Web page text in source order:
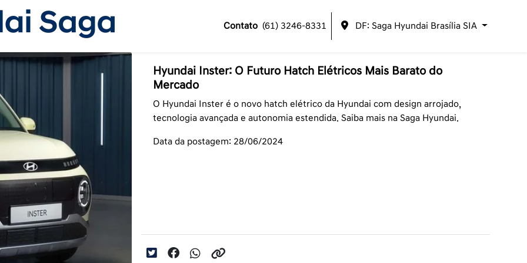
Contato (61) 3246-8331 DF: Saga Hyundai Brasília SIA
Hyundai Inster: O Futuro Hatch Elétricos Mais Barato do
Mercado
O Hyundai Inster é o novo hatch elétrico da Hyundai com design arrojado,
tecnologia avançada e autonomia estendida. Saiba mais na Saga Hyundai.
Data da postagem: 28/06/2024